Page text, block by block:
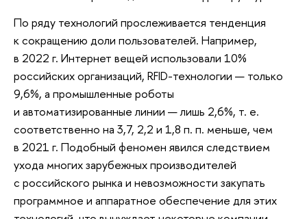
По ряду технологий прослеживается тенденция
к сокращению доли пользователей. Например,
в 2022 г. Интернет вещей использовали 10%
российских организаций, RFID-технологии — только
9,6%, а промышленные роботы
и автоматизированные линии — лишь 2,6%, т. е.
соответственно на 3,7, 2,2 и 1,8 п. п. меньше, чем
в 2021 г. Подобный феномен явился следствием
ухода многих зарубежных производителей
с российского рынка и невозможности закупать
программное и аппаратное обеспечение для этих